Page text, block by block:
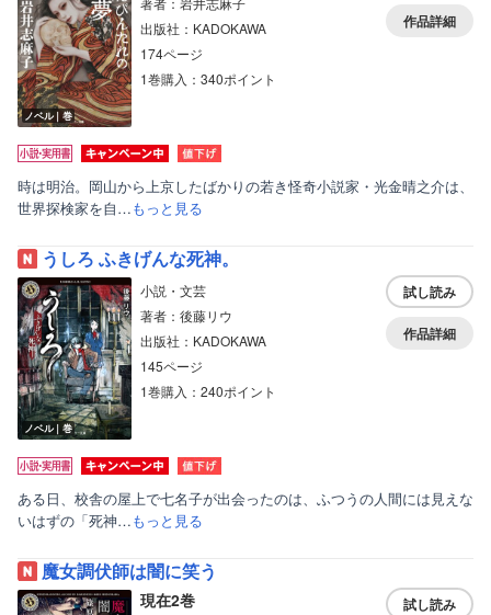
ノベル｜巻
出版社：KADOKAWA
174ページ
1巻購入：340ポイント
作品詳細
時は明治。岡山から上京したばかりの若き怪奇小説家・光金晴之介は、
世界探検家を自…もっと見る
うしろ ふきげんな死神。
ノベル｜巻
小説・文芸
著者：後藤リウ
出版社：KADOKAWA
145ページ
1巻購入：240ポイント
試し読み
作品詳細
ある日、校舎の屋上で七名子が出会ったのは、ふつうの人間には見えな
いはずの「死神…もっと見る
魔女調伏師は闇に笑う
現在2巻 試し読み